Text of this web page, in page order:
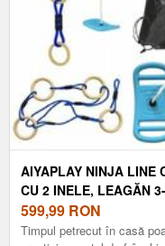
AIYAPLAY NINJA LINE
CU 2 INELE, LEAGĂN
3-8 ANI MULTICOLOR |
599,99 RON
Timpul petrecut în casă